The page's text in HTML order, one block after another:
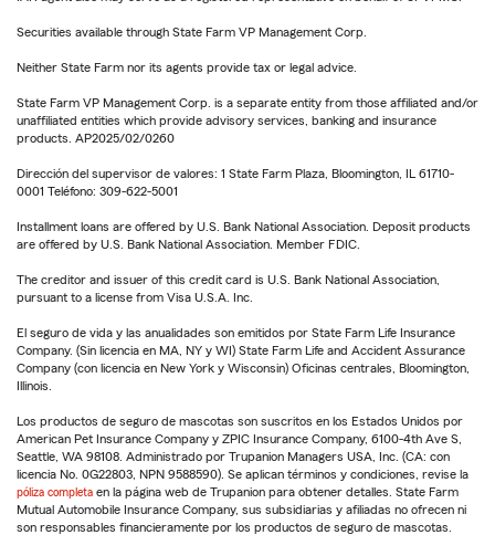
Securities available through State Farm VP Management Corp.
Neither State Farm nor its agents provide tax or legal advice.
State Farm VP Management Corp. is a separate entity from those affiliated and/or
unaffiliated entities which provide advisory services, banking and insurance
products. AP2025/02/0260
Dirección del supervisor de valores: 1 State Farm Plaza, Bloomington, IL 61710-
0001 Teléfono: 309-622-5001
Installment loans are offered by U.S. Bank National Association. Deposit products
are offered by U.S. Bank National Association. Member FDIC.
The creditor and issuer of this credit card is U.S. Bank National Association,
pursuant to a license from Visa U.S.A. Inc.
El seguro de vida y las anualidades son emitidos por State Farm Life Insurance
Company. (Sin licencia en MA, NY y WI) State Farm Life and Accident Assurance
Company (con licencia en New York y Wisconsin) Oficinas centrales, Bloomington,
Illinois.
Los productos de seguro de mascotas son suscritos en los Estados Unidos por
American Pet Insurance Company y ZPIC Insurance Company, 6100-4th Ave S,
Seattle, WA 98108. Administrado por Trupanion Managers USA, Inc. (CA: con
licencia No. 0G22803, NPN 9588590). Se aplican términos y condiciones, revise la
póliza completa en la página web de Trupanion para obtener detalles. State Farm
Mutual Automobile Insurance Company, sus subsidiarias y afiliadas no ofrecen ni
son responsables financieramente por los productos de seguro de mascotas.